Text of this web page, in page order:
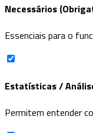
Necessários
Essenciais para o
Estatísticas /
Permitem entender